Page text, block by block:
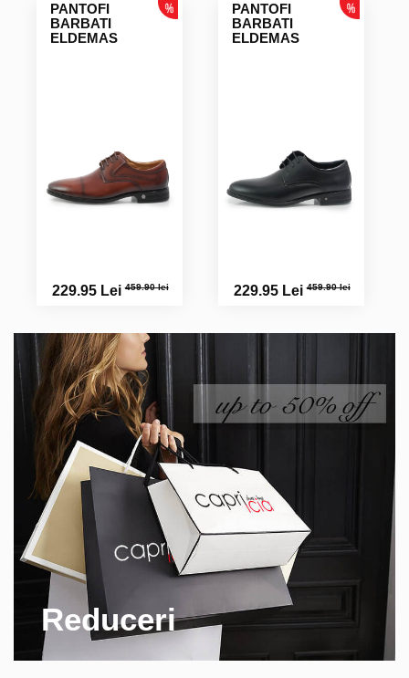
PANTOFI
BARBATI
ELDEMAS
229.95 Lei459.90 lei
PANTOFI
BARBATI
ELDEMAS
229.95 Lei459.90 lei
Reduceri